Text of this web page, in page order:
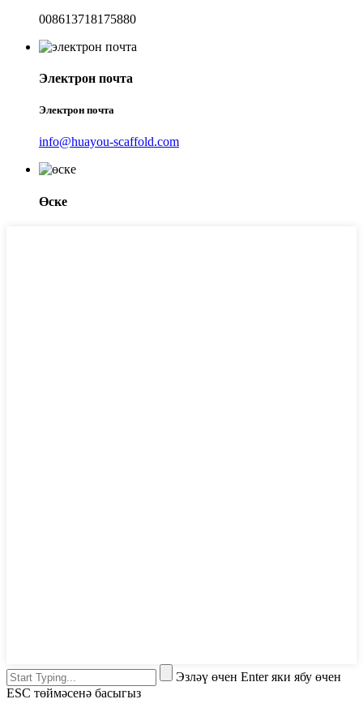
008613718175880
Электрон почта
Электрон почта
info@huayou-scaffold.com
Өске
Эзләү өчен Enter яки ябу өчен
ESC төймәсенә басыгыз